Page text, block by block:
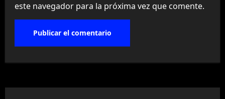
este navegador para la próxima vez que comente.